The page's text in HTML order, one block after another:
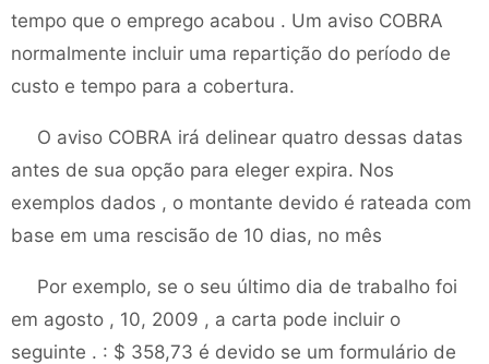
tempo que o emprego acabou . Um aviso COBRA
normalmente incluir uma repartição do período de
custo e tempo para a cobertura.
O aviso COBRA irá delinear quatro dessas datas
antes de sua opção para eleger expira. Nos
exemplos dados , o montante devido é rateada com
base em uma rescisão de 10 dias, no mês
Por exemplo, se o seu último dia de trabalho foi
em agosto , 10, 2009 , a carta pode incluir o
seguinte . : $ 358,73 é devido se um formulário de